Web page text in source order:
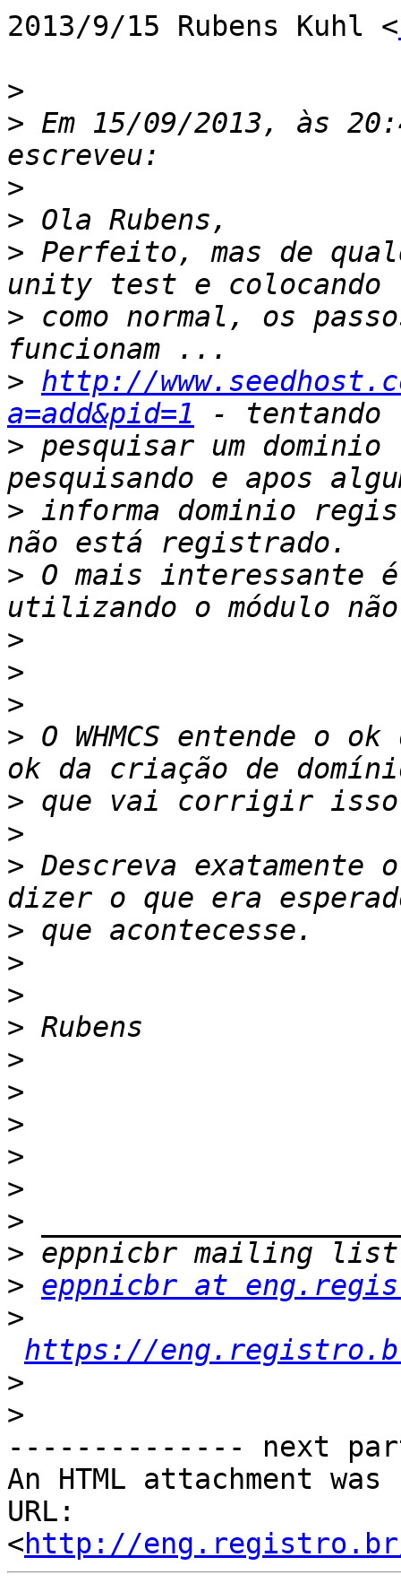
2013/9/15 Rubens Kuhl <
>
> Em 15/09/2013, às
>
>
> Perfeito, mas de
> como normal, os
> http://
a=add&pid=1
> pesquisar um
> informa dominio
> O mais interessante
>
>
>
> O WHMCS entende o
>
>
> Descreva exatamente
>
>
>
>
>
>
>
>
>
>
>
> eppnicbr at
>
https://
>
>
-------------- next
An HTML attachment
URL:
<http://eng.registro.br/